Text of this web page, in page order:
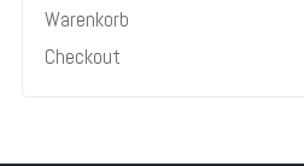
Warenkorb
Checkout